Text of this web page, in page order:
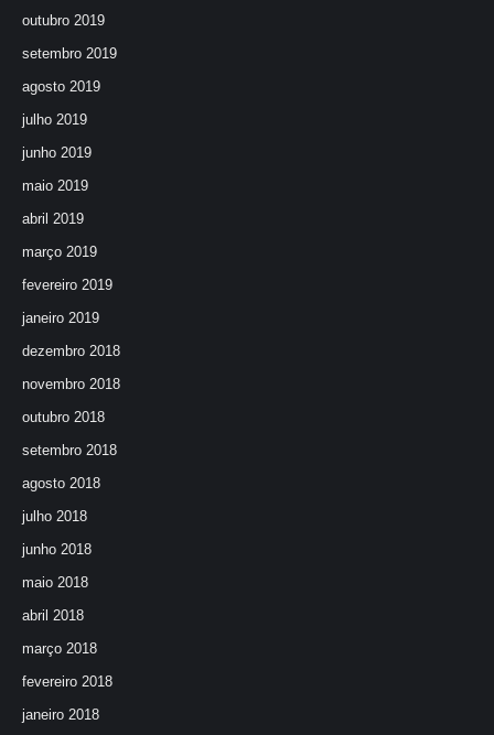
outubro 2019
setembro 2019
agosto 2019
julho 2019
junho 2019
maio 2019
abril 2019
março 2019
fevereiro 2019
janeiro 2019
dezembro 2018
novembro 2018
outubro 2018
setembro 2018
agosto 2018
julho 2018
junho 2018
maio 2018
abril 2018
março 2018
fevereiro 2018
janeiro 2018